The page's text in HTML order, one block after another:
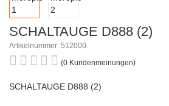
SCHALTAUGE D888 (2)
Artikelnummer: 512000
(0 Kundenmeinungen)
SCHALTAUGE D888 (2)